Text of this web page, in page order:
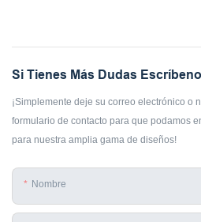
Si Tienes Más Dudas
¡Simplemente deje su correo electrónico o
formulario de contacto para que podamos
para nuestra amplia gama de diseños!
Nombre